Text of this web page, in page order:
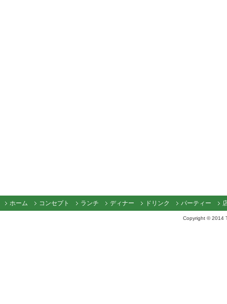
ホーム コンセプト ランチ ディナー ドリンク パーティー
Copyright © 2014